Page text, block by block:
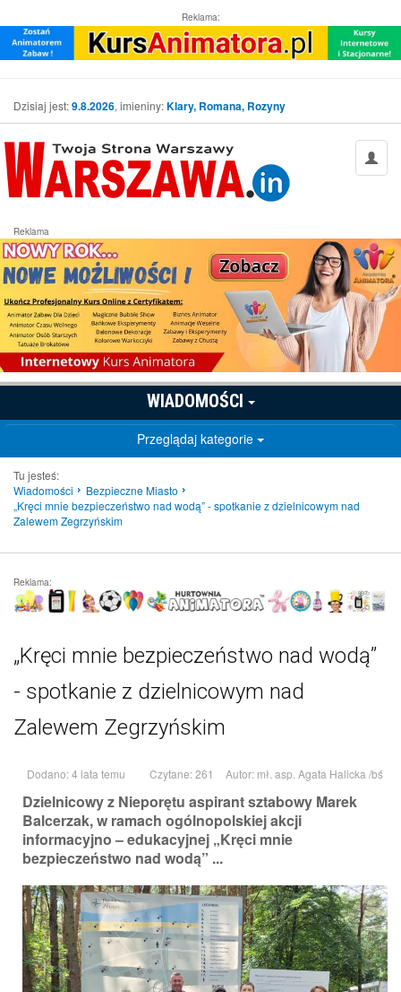
Reklama:
Dzisiaj jest:9.8.2026, imieniny:Klary, Romana, Rozyny
Reklama
WIADOMOŚCI
Przeglądaj kategorie
Tu jesteś:
Wiadomości
Bezpieczne Miasto
„Kręci mnie bezpieczeństwo nad wodą” - spotkanie z dzielnicowym nad
Zalewem Zegrzyńskim
Reklama:
„Kręci mnie bezpieczeństwo nad wodą”
- spotkanie z dzielnicowym nad
Zalewem Zegrzyńskim
Dodano: 4 lata temu Czytane: 261 Autor: mł. asp. Agata Halicka /bś
Dzielnicowy z Nieporętu aspirant sztabowy Marek
Balcerzak, w ramach ogólnopolskiej akcji
informacyjno – edukacyjnej „Kręci mnie
bezpieczeństwo nad wodą” ...